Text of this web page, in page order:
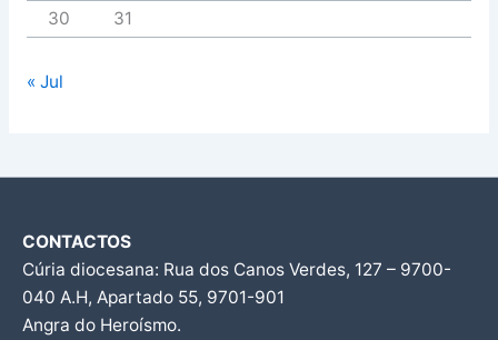
30
31
« Jul
CONTACTOS
Cúria diocesana: Rua dos Canos Verdes, 127 – 9700-
040 A.H, Apartado 55, 9701-901
Angra do Heroísmo.